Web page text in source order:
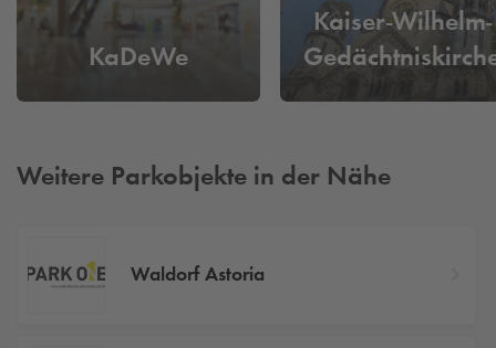
KaDeWe
Kaiser-Wilhelm-
Weitere Parkobjekte in der Nähe
Waldorf Astoria